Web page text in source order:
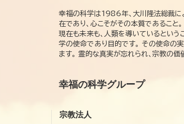
幸福の科学は1986年、大川隆法総裁に
在であり、心こそがその本質であること
現在も未来も、人類を導いているという
学の使命であり目的です。 その使命の
ます。 霊的な真実が忘れられ、宗教の
幸福の科学グループ
宗教法人